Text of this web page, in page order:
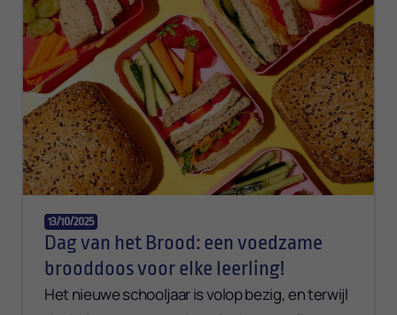
13/10/2025
Dag van het Brood: een voedzame
brooddoos voor elke leerling!
Het nieuwe schooljaar is volop bezig, en terwijl